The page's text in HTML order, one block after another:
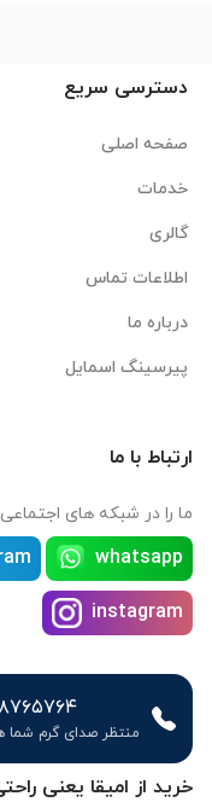
خرید از امیقا یعنی
دسترسی سریع
صفحه اصلی
خدمات
گالری
اطلاعات تماس
درباره ما
پیرسینگ اسمایل
ارتباط با ما
ما را در شبکه های
whatsapp
instagram
منتظر صدای گرم شما